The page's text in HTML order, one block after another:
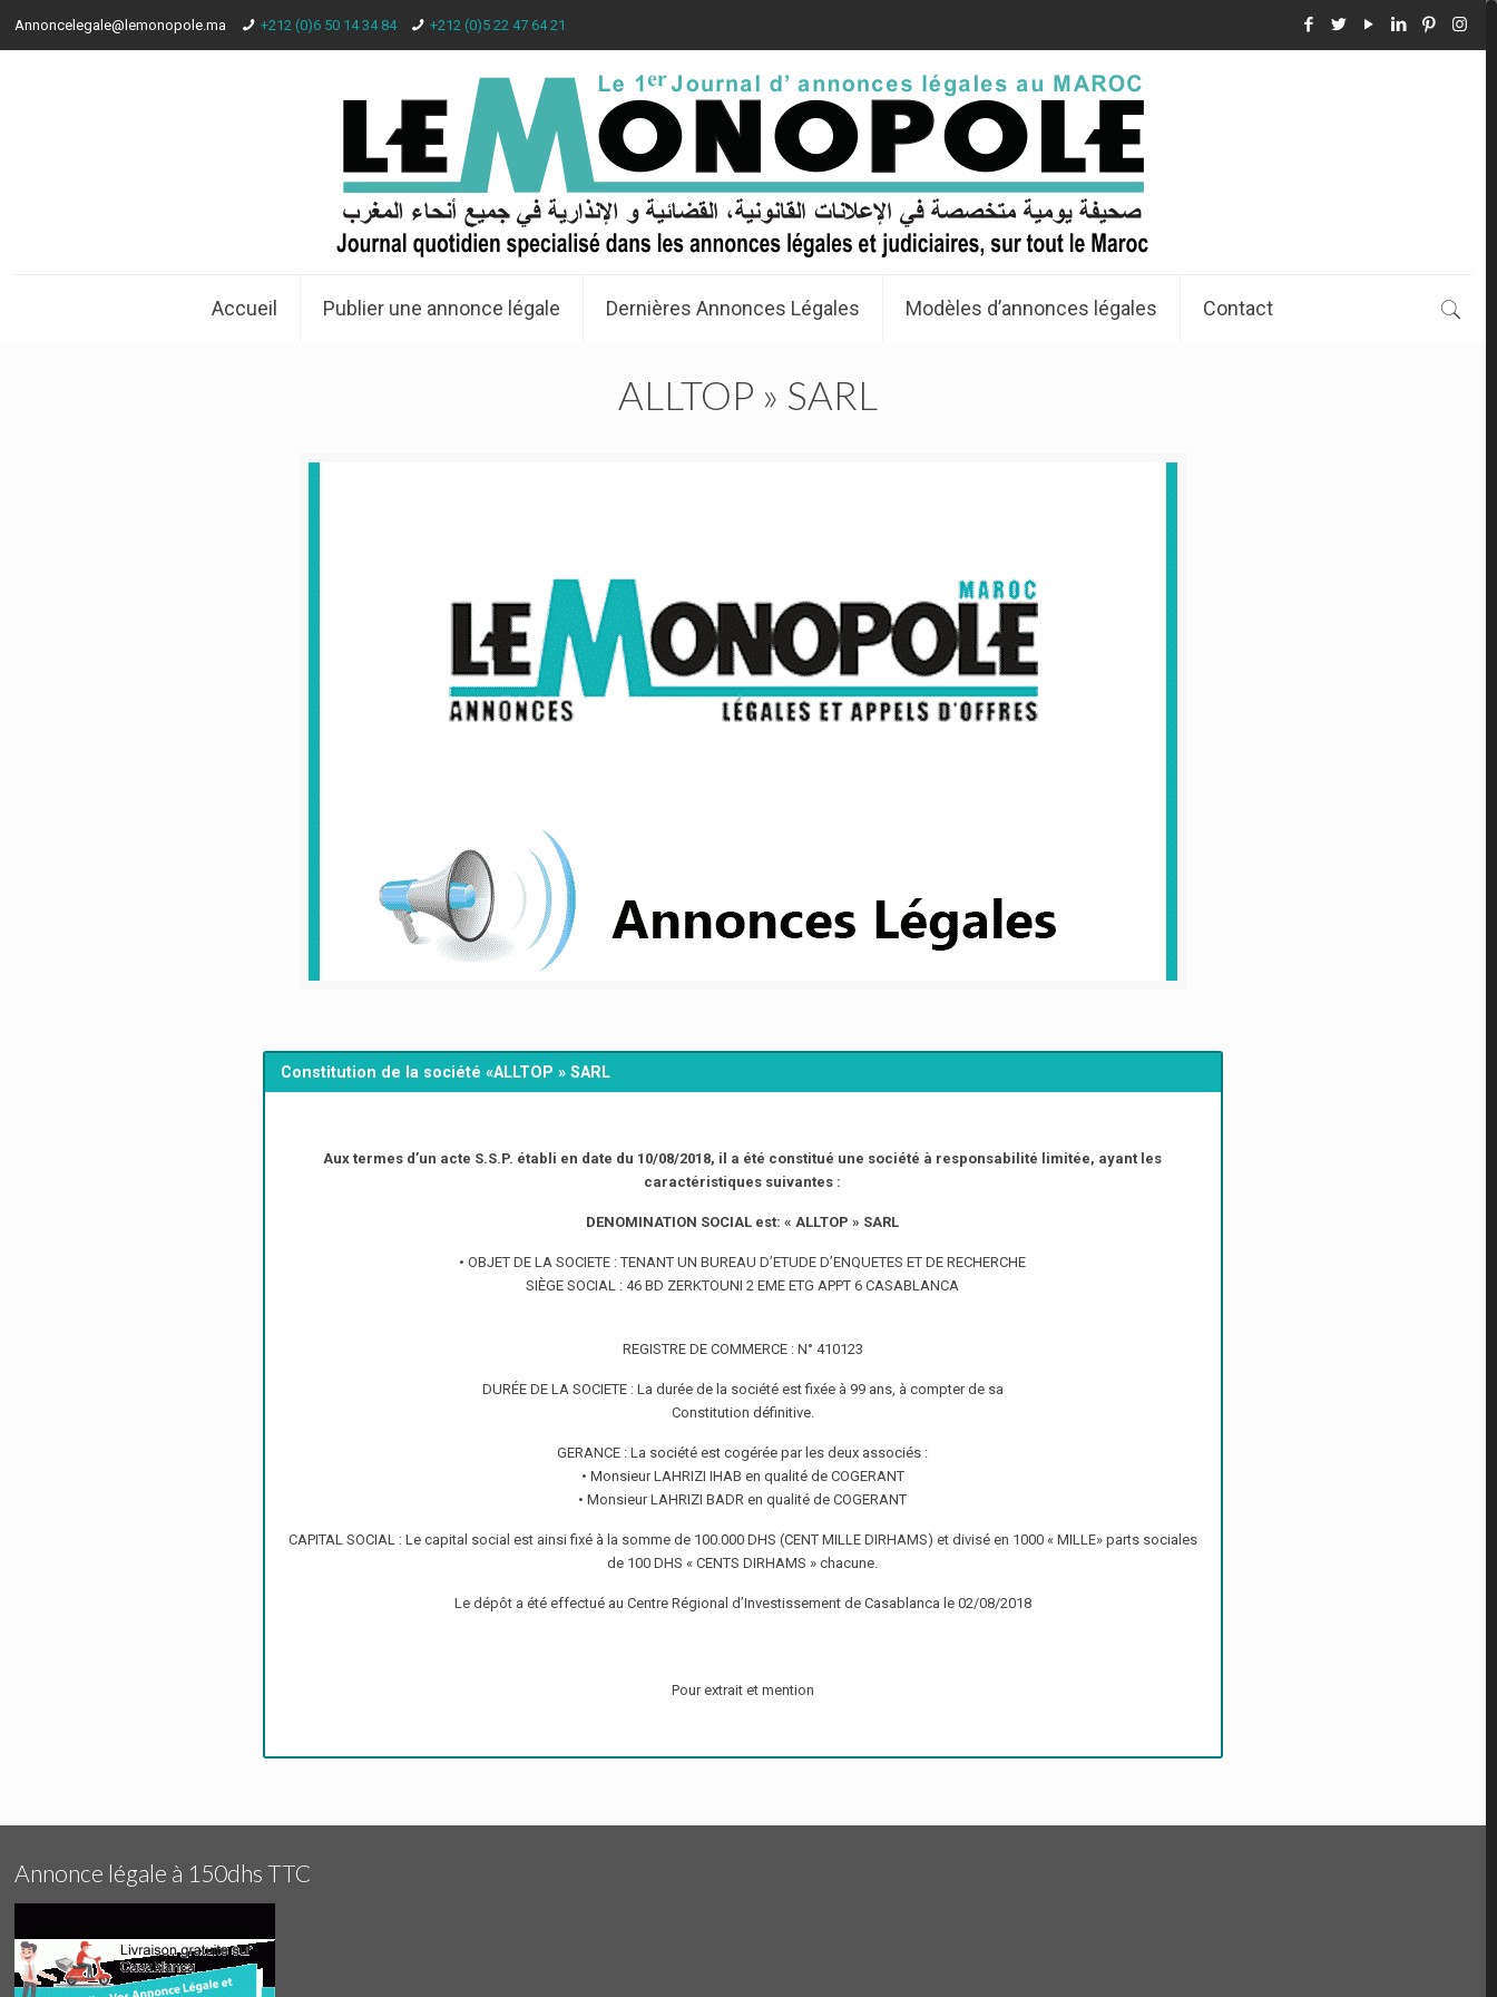
Annoncelegale@lemonopole.ma +212 (0)6 50 14 34 84 +212 (0)5 22 47 64 21
Accueil Publier une annonce légale Dernières Annonces Légales Modèles d’annonces légales Contact
ALLTOP » SARL
Constitution de la société «ALLTOP » SARL
Aux termes d’un acte S.S.P. établi en date du 10/08/2018, il a été constitué une société à responsabilité limitée, ayant les
caractéristiques suivantes :
DENOMINATION SOCIAL est: « ALLTOP » SARL
• OBJET DE LA SOCIETE : TENANT UN BUREAU D’ETUDE D’ENQUETES ET DE RECHERCHE
SIÈGE SOCIAL : 46 BD ZERKTOUNI 2 EME ETG APPT 6 CASABLANCA
REGISTRE DE COMMERCE : N° 410123
DURÉE DE LA SOCIETE : La durée de la société est fixée à 99 ans, à compter de sa
Constitution définitive.
GERANCE : La société est cogérée par les deux associés :
• Monsieur LAHRIZI IHAB en qualité de COGERANT
• Monsieur LAHRIZI BADR en qualité de COGERANT
CAPITAL SOCIAL : Le capital social est ainsi fixé à la somme de 100.000 DHS (CENT MILLE DIRHAMS) et divisé en 1000 « MILLE» parts sociales
de 100 DHS « CENTS DIRHAMS » chacune.
Le dépôt a été effectué au Centre Régional d’Investissement de Casablanca le 02/08/2018
Pour extrait et mention
Annonce légale à 150dhs TTC